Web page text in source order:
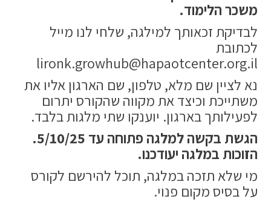
משכר הלימוד.
לבדיקת זכאותך למילגה, שלחי לנו מייל
לכתובת
lironk.growhub@hapaotcenter.org.il
נא לציין שם מלא, טלפון, שם הארגון אליו את
משתייכת וכיצד את מקווה שהקורס יתרום
לפעילותך בארגון. יוענקו שתי מלגות בלבד.
הגשת בקשה למלגה פתוחה עד 5/10/25.
הזוכות במלגה יעודכנו.
מי שלא תזכה במלגה, תוכל להירשם לקורס
על בסיס מקום פנוי.